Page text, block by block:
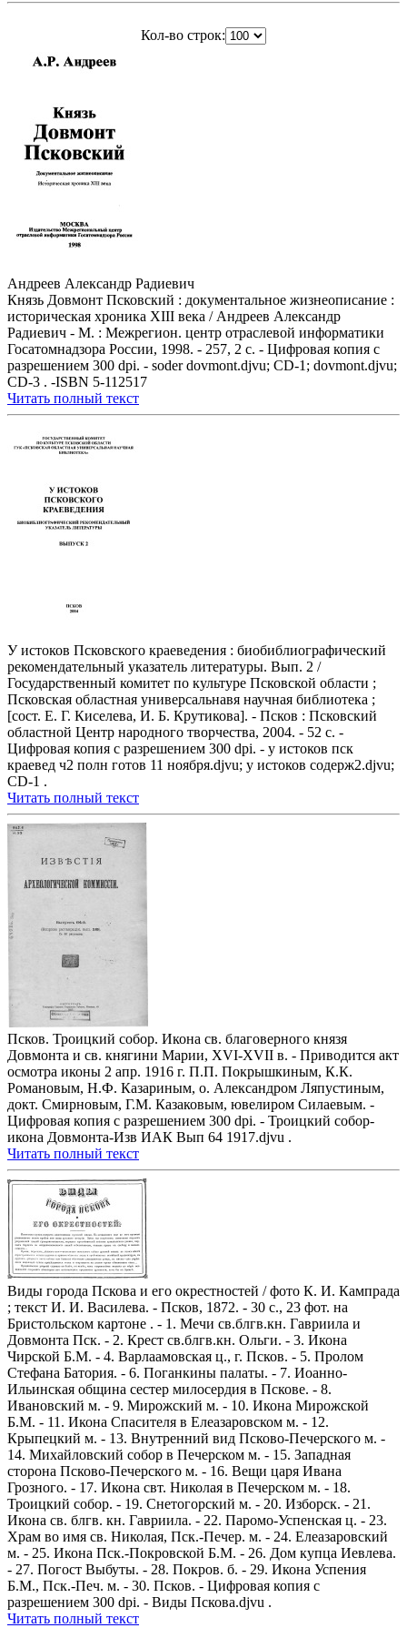
Кол-во строк:
Андреев Александр Радиевич
Князь Довмонт Псковский : документальное жизнеописание :
историческая хроника ХIII века / Андреев Александр
Радиевич - М. : Межрегион. центр отраслевой информатики
Госатомнадзора России, 1998. - 257, 2 с. - Цифровая копия с
разрешением 300 dpi. - soder dovmont.djvu; CD-1; dovmont.djvu;
CD-3 . -ISBN 5-112517
Читать полный текст
У истоков Псковского краеведения : биобиблиографический
рекомендательный указатель литературы. Вып. 2 /
Государственный комитет по культуре Псковской области ;
Псковская областная универсальнавя научная библиотека ;
[сост. Е. Г. Киселева, И. Б. Крутикова]. - Псков : Псковский
областной Центр народного творчества, 2004. - 52 с. -
Цифровая копия с разрешением 300 dpi. - у истоков пск
краевед ч2 полн готов 11 ноября.djvu; у истоков содерж2.djvu;
CD-1 .
Читать полный текст
Псков. Троицкий собор. Икона св. благоверного князя
Довмонта и св. княгини Марии, XVI-XVII в. - Приводится акт
осмотра иконы 2 апр. 1916 г. П.П. Покрышкиным, К.К.
Романовым, Н.Ф. Казариным, о. Александром Ляпустиным,
докт. Смирновым, Г.М. Казаковым, ювелиром Силаевым. -
Цифровая копия с разрешением 300 dpi. - Троицкий собор-
икона Довмонта-Изв ИАК Вып 64 1917.djvu .
Читать полный текст
Виды города Пскова и его окрестностей / фото К. И. Кампрада
; текст И. И. Василева. - Псков, 1872. - 30 с., 23 фот. на
Бристольском картоне . - 1. Мечи св.блгв.кн. Гавриила и
Довмонта Пск. - 2. Крест св.блгв.кн. Ольги. - 3. Икона
Чирской Б.М. - 4. Варлаамовская ц., г. Псков. - 5. Пролом
Стефана Батория. - 6. Поганкины палаты. - 7. Иоанно-
Ильинская община сестер милосердия в Пскове. - 8.
Ивановский м. - 9. Мирожский м. - 10. Икона Мирожской
Б.М. - 11. Икона Спасителя в Елеазаровском м. - 12.
Крыпецкий м. - 13. Внутренний вид Псково-Печерского м. -
14. Михайловский собор в Печерском м. - 15. Западная
сторона Псково-Печерского м. - 16. Вещи царя Ивана
Грозного. - 17. Икона свт. Николая в Печерском м. - 18.
Троицкий собор. - 19. Снетогорский м. - 20. Изборск. - 21.
Икона св. блгв. кн. Гавриила. - 22. Паромо-Успенская ц. - 23.
Храм во имя св. Николая, Пск.-Печер. м. - 24. Елеазаровский
м. - 25. Икона Пск.-Покровской Б.М. - 26. Дом купца Иевлева.
- 27. Погост Выбуты. - 28. Покров. б. - 29. Икона Успения
Б.М., Пск.-Печ. м. - 30. Псков. - Цифровая копия с
разрешением 300 dpi. - Виды Пскова.djvu .
Читать полный текст